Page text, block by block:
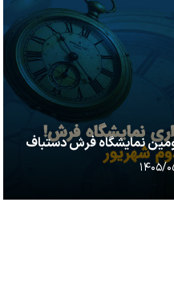
نمایشگاه فرش دستباف
۰۵/۰۴